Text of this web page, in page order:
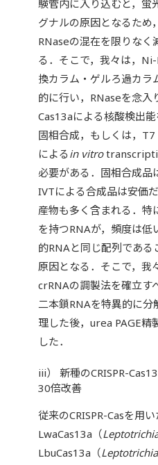
験管内に入り込むと，蛍
グナルの原因となるため
RNaseの混在を限りなく
る．そこで，我々は，
換カラム・ゲルろ過カラ
的に行い，RNaseを念入
Cas13aによる核酸検出
固相合成，もしくは，
による in vitro
必要がある．固相合成品
IVTによる合成品は安価
産物も多く含まれる．特
を持つRNAが，頻度は低
的RNAと同じ配列であ
原因となる．そこで，我
crRNAの調製法を確立す
二本鎖RNAを特異的に
理した後，urea PAGE精
した．
iii） 新種のCRISPR-
30倍改善
従来のCRISPR-Casを用
LwaCas13a（
LbuCas13a（